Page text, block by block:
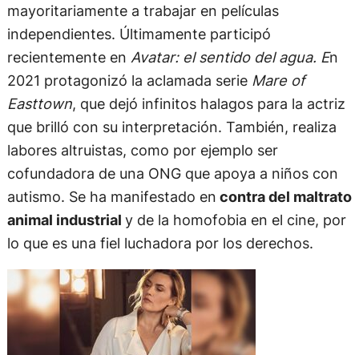
mayoritariamente a trabajar en películas
independientes. Últimamente participó
recientemente en Avatar: el sentido del agua. En
2021 protagonizó la aclamada serieMare of
Easttown, que dejó infinitos halagos para la actriz
que brilló con su interpretación. También, realiza
labores altruistas, como por ejemplo ser
cofundadora de una ONG que apoya a niños con
autismo. Se ha manifestado en contra del maltrato
animal industrial y de la homofobia en el cine, por
lo que es una fiel luchadora por los derechos.